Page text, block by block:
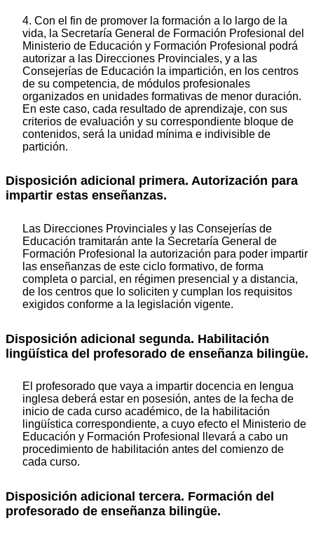
4. Con el fin de promover la formación a lo largo de la
vida, la Secretaría General de Formación Profesional del
Ministerio de Educación y Formación Profesional podrá
autorizar a las Direcciones Provinciales, y a las
Consejerías de Educación la impartición, en los centros
de su competencia, de módulos profesionales
organizados en unidades formativas de menor duración.
En este caso, cada resultado de aprendizaje, con sus
criterios de evaluación y su correspondiente bloque de
contenidos, será la unidad mínima e indivisible de
partición.
Disposición adicional primera. Autorización para
impartir estas enseñanzas.
Las Direcciones Provinciales y las Consejerías de
Educación tramitarán ante la Secretaría General de
Formación Profesional la autorización para poder impartir
las enseñanzas de este ciclo formativo, de forma
completa o parcial, en régimen presencial y a distancia,
de los centros que lo soliciten y cumplan los requisitos
exigidos conforme a la legislación vigente.
Disposición adicional segunda. Habilitación
lingüística del profesorado de enseñanza bilingüe.
El profesorado que vaya a impartir docencia en lengua
inglesa deberá estar en posesión, antes de la fecha de
inicio de cada curso académico, de la habilitación
lingüística correspondiente, a cuyo efecto el Ministerio de
Educación y Formación Profesional llevará a cabo un
procedimiento de habilitación antes del comienzo de
cada curso.
Disposición adicional tercera. Formación del
profesorado de enseñanza bilingüe.